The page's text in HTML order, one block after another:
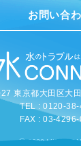
お問い合
東京都大田区大
TEL : 0120-
FAX : 03-
© 2020